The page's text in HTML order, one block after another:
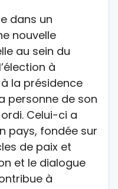
dans un
nouvelle
au sein du
à
à la présidence
personne de son
Celui-ci a
pays, fondée sur
de paix et
et le dialogue
à